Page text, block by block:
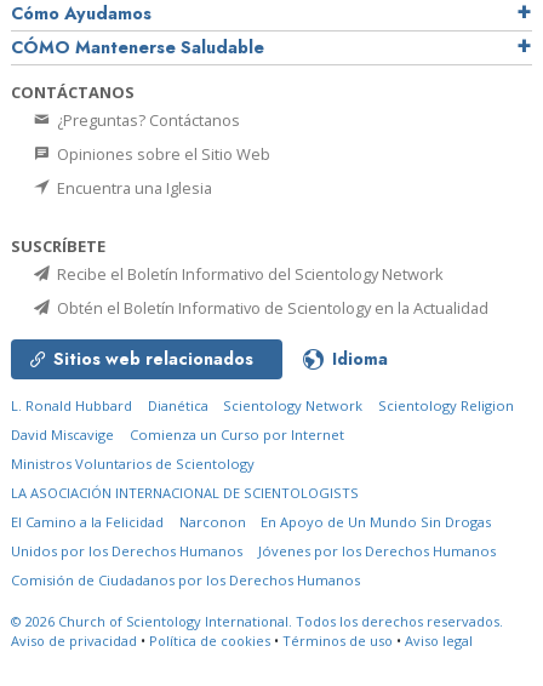
Cómo Ayudamos
CÓMO Mantenerse Saludable
CONTÁCTANOS
¿Preguntas? Contáctanos
Opiniones sobre el Sitio Web
Encuentra una Iglesia
SUSCRÍBETE
Recibe el Boletín Informativo del Scientology Network
Obtén el Boletín Informativo de Scientology en la Actualidad
Sitios web relacionados Idioma
L. Ronald Hubbard Dianética Scientology Network
Scientology Religion
David Miscavige
Comienza un Curso por Internet
Ministros Voluntarios de Scientology
LA ASOCIACIÓN INTERNACIONAL DE SCIENTOLOGISTS
El Camino a la Felicidad
Narconon
En Apoyo de Un Mundo Sin Drogas
Unidos por los Derechos Humanos
Jóvenes por los Derechos Humanos
Comisión de Ciudadanos por los Derechos Humanos
© 2026 Church of Scientology International. Todos los derechos reservados.
Aviso de privacidad • Política de cookies • Términos de uso • Aviso legal